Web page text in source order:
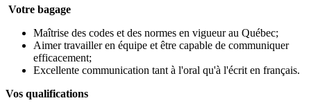
Votre bagage
Maîtrise des codes et des normes en vigueur au Québec;
Aimer travailler en équipe et être capable de communiquer
efficacement;
Excellente communication tant à l'oral qu'à l'écrit en français.
Vos qualifications